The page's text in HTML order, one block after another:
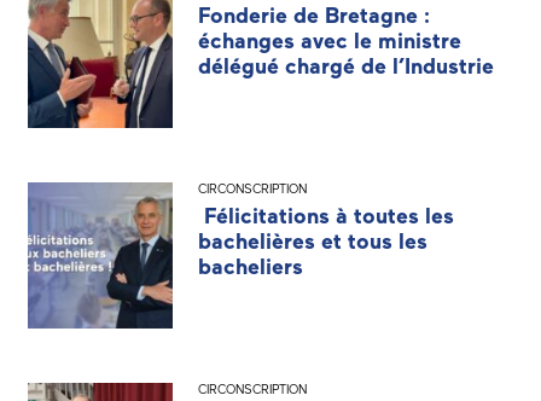
Fonderie de Bretagne :
échanges avec le ministre
délégué chargé de l’Industrie
CIRCONSCRIPTION
Félicitations à toutes les
bachelières et tous les
bacheliers
CIRCONSCRIPTION